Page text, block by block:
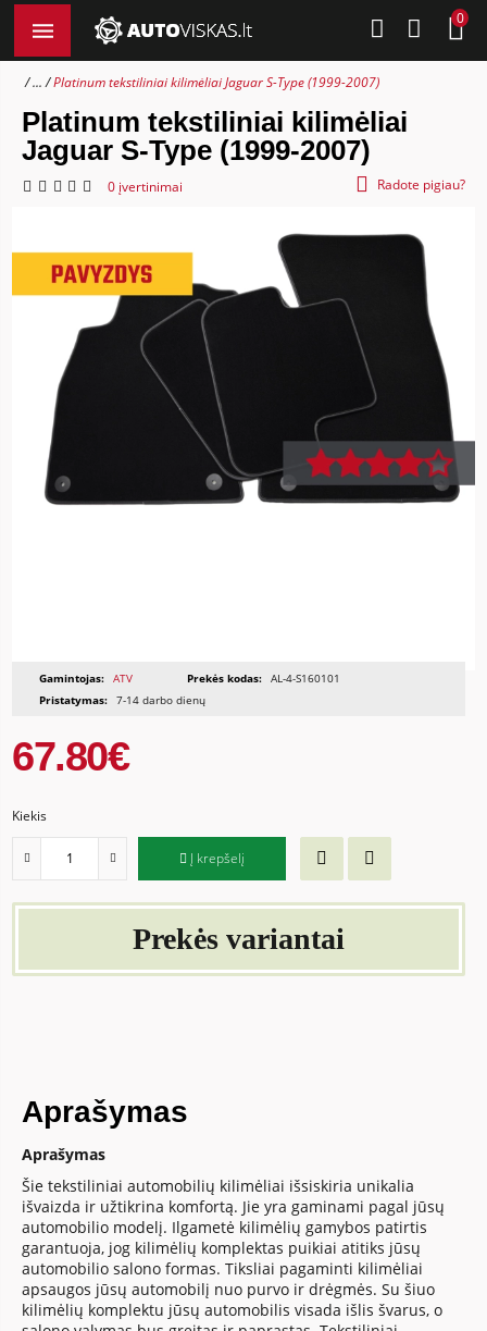
0
... Platinum tekstiliniai kilimėliai Jaguar S-Type (1999-2007)
Platinum tekstiliniai kilimėliai
Jaguar S-Type (1999-2007)
0 įvertinimai Radote pigiau?
Gamintojas: ATV Prekės kodas: AL-4-S160101
Pristatymas: 7-14 darbo dienų
67.80€
Kiekis
Į krepšelį
Prekės variantai
Aprašymas
Aprašymas
Šie tekstiliniai automobilių kilimėliai išsiskiria unikalia
išvaizda ir užtikrina komfortą. Jie yra gaminami pagal jūsų
automobilio modelį. Ilgametė kilimėlių gamybos patirtis
garantuoja, jog kilimėlių komplektas puikiai atitiks jūsų
automobilio salono formas. Tiksliai pagaminti kilimėliai
apsaugos jūsų automobilį nuo purvo ir drėgmės. Su šiuo
kilimėlių komplektu jūsų automobilis visada išlis švarus, o